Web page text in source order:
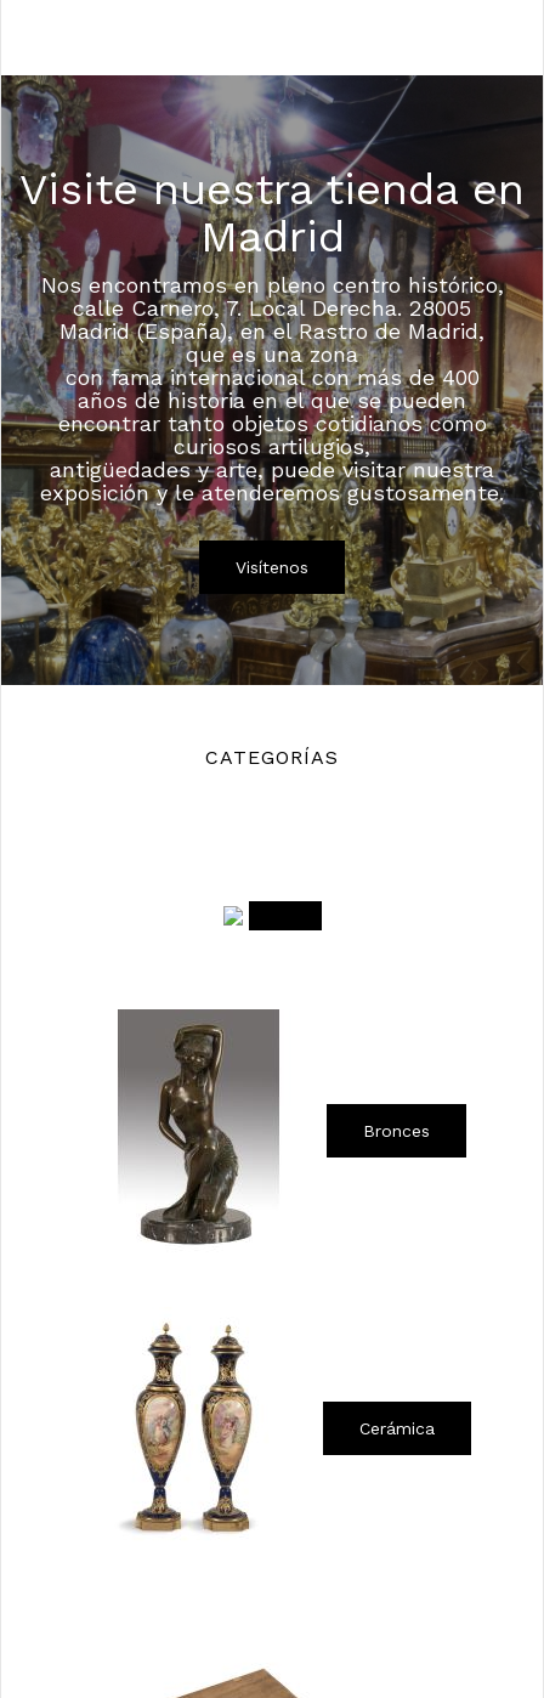
Visite nuestra tienda en
Madrid
Nos encontramos en pleno centro histórico,
calle Carnero, 7. Local Derecha. 28005
Madrid (España), en el Rastro de Madrid,
que es una zona
con fama internacional con más de 400
años de historia en el que se pueden
encontrar tanto objetos cotidianos como
curiosos artilugios,
antigüedades y arte, puede visitar nuestra
exposición y le atenderemos gustosamente.
Visítenos
CATEGORÍAS
Bronces
Cerámica